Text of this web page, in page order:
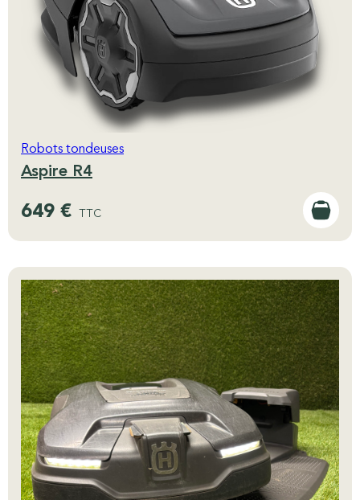
Robots tondeuses
Aspire R4
649 € TTC